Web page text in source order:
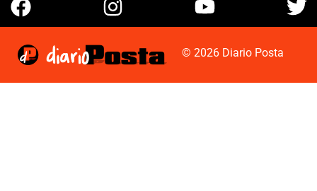
© 2026 Diario Posta